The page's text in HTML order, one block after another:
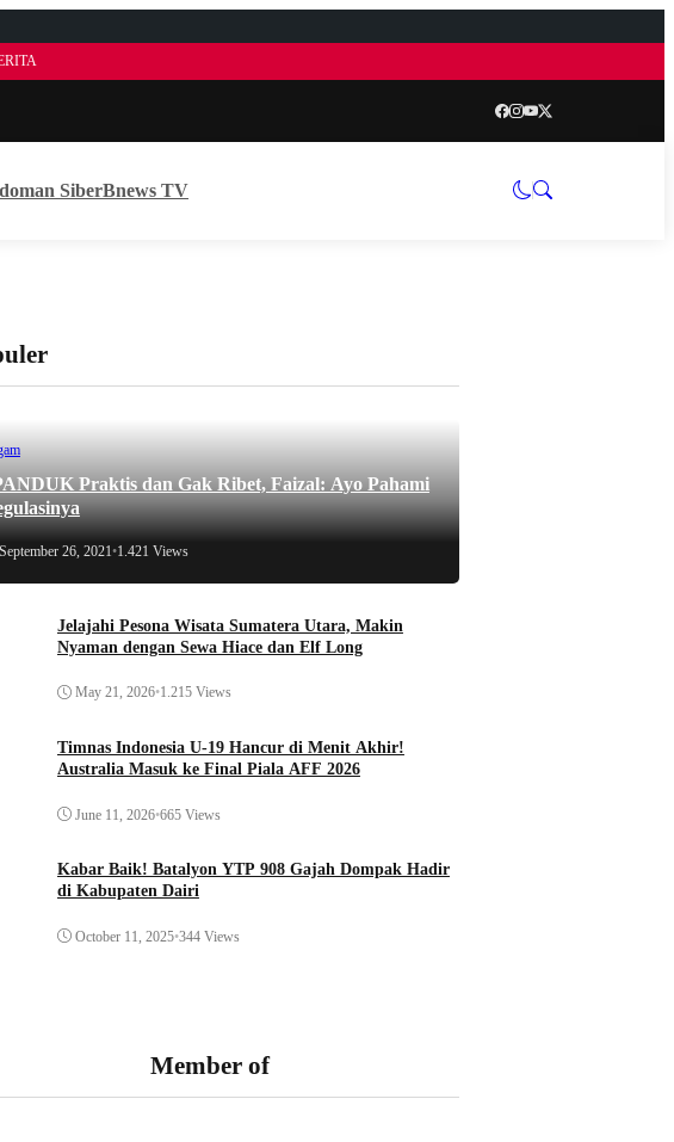
SiberBnews TV
Praktis dan Gak Ribet, Faizal: Ayo Pahami
September 26, 2021•1.421 Views
Jelajahi Pesona Wisata Sumatera Utara, Makin
Nyaman dengan Sewa Hiace dan Elf Long
May 21, 2026•1.215 Views
Timnas Indonesia U-19 Hancur di Menit Akhir!
Australia Masuk ke Final Piala AFF 2026
June 11, 2026•665 Views
Kabar Baik! Batalyon YTP 908 Gajah Dompak Hadir
di Kabupaten Dairi
October 11, 2025•344 Views
Member of